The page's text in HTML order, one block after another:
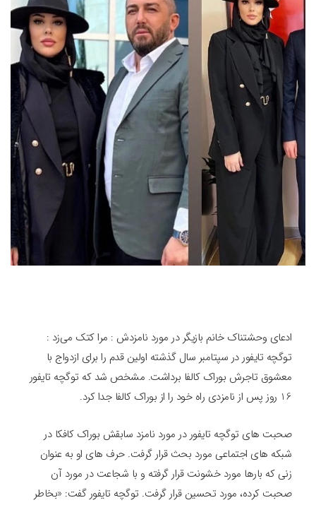
ادعای وحشتناک خانم بازیگر در مورد نامزدش : مرا کتک می‌زد :
توگچه تایفور در سپتامبر سال گذشته اولین قدم را برای ازدواج با
معشوق تاجرش بوراک کالفا برداشت. مشخص شد که توگچه تایفور
16 روز پس از نامزدی راه خود را از بوراک کالفا جدا کرد.
صحبت های توگچه تایفور در مورد نامزد سابقش بوراک کافکا در
شبکه های اجتماعی مورد بحث قرار گرفت. حرف های او به عنوان
زنی که بارها مورد خشونت قرار گرفته و با شجاعت در مورد آن
صحبت کرده، مورد تحسین قرار گرفت. توگچه تایفور گفت: «بخاطر